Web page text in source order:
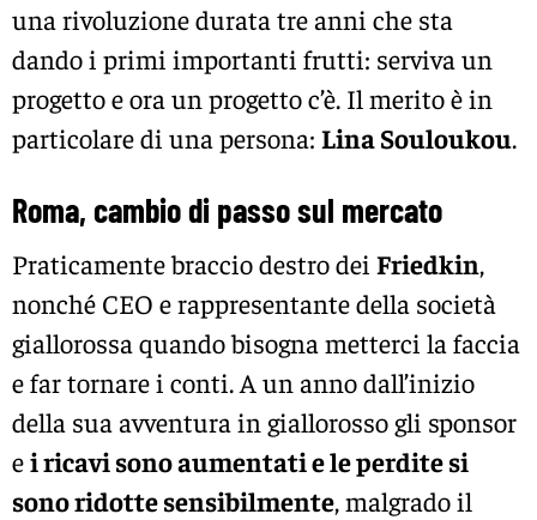
una rivoluzione durata tre anni che sta
dando i primi importanti frutti: serviva un
progetto e ora un progetto c’è. Il merito è in
particolare di una persona: Lina Souloukou.
Roma, cambio di passo sul mercato
Praticamente braccio destro dei Friedkin,
nonché CEO e rappresentante della società
giallorossa quando bisogna metterci la faccia
e far tornare i conti. A un anno dall’inizio
della sua avventura in giallorosso gli sponsor
ei ricavi sono aumentati e le perdite si
sono ridotte sensibilmente, malgrado il